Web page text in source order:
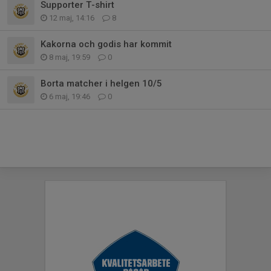
Supporter T-shirt
12 maj, 14:16 8
Kakorna och godis har kommit
8 maj, 19:59 0
Borta matcher i helgen 10/5
6 maj, 19:46 0